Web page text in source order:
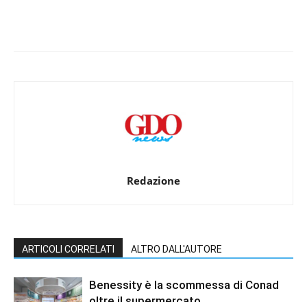
Redazione
ARTICOLI CORRELATI ALTRO DALL'AUTORE
Benessity è la scommessa di Conad